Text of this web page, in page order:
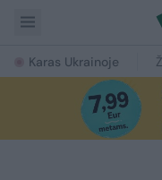
Karas Ukrainoje